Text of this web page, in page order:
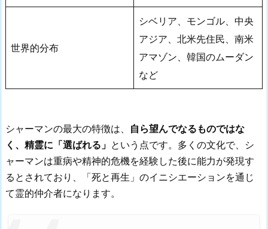
世界的分布
シベリア、モンゴル、中央
アジア、北米先住民、南米
アマゾン、韓国のムーダン
など
シャーマンの最大の特徴は、 自ら望んでなるものではな
く、精霊に「選ばれる」 という点です。多くの文化で、シ
ャーマンは重病や精神的危機を経験した後に能力が発現す
るとされており、「死と再生」のイニシエーションを通じ
て霊的仲介者になります。